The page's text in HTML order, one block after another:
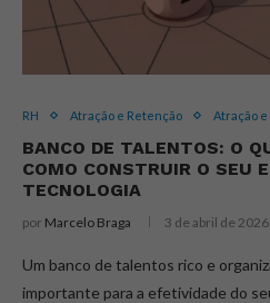
RH Atração e Retenção Atração
BANCO DE TALENTOS: O
COMO CONSTRUIR O SEU
TECNOLOGIA
por Marcelo Braga 3 de abril de 2026
Um banco de talentos rico e
importante para a efetividade do